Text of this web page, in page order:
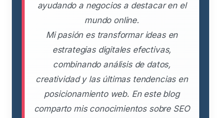
ayudando a negocios a destacar en el
mundo online.
Mi pasión es transformar ideas en
estrategias digitales efectivas,
combinando análisis de datos,
creatividad y las últimas tendencias en
posicionamiento web. En este blog
comparto mis conocimientos sobre SEO